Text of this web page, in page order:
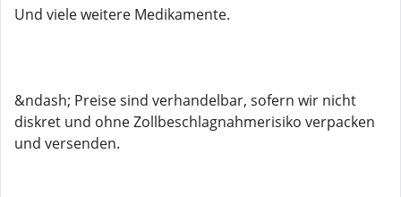
Und viele weitere Medikamente.
&ndash; Preise sind verhandelbar, sofern wir nicht
diskret und ohne Zollbeschlagnahmerisiko verpacken
und versenden.